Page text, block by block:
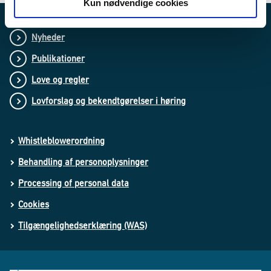
Kun nødvendige cookies
Nyheder
Publikationer
Love og regler
Lovforslag og bekendtgørelser i høring
Whistleblowerordning
Behandling af personoplysninger
Processing of personal data
Cookies
Tilgængelighedserklæring (WAS)